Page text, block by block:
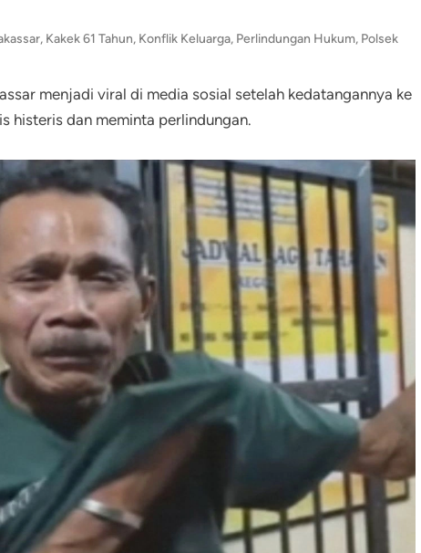
, Kakek 61 Tahun, Konflik Keluarga, Perlindungan Hukum, Polsek
menjadi viral di media sosial setelah kedatangannya ke
histeris dan meminta perlindungan.